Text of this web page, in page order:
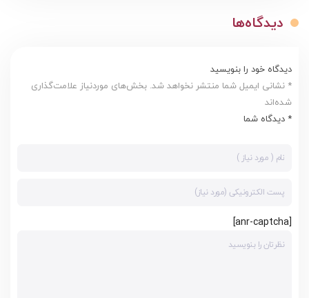
دیدگاه‌ها
دیدگاه خود را بنویسید
* نشانی ایمیل شما منتشر نخواهد شد. بخش‌های موردنیاز علامت‌گذاری
شده‌اند
* دیدگاه شما
[anr-captcha]